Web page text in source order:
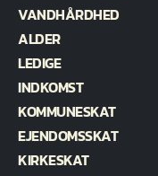
VANDHÅRDHED
ALDER
LEDIGE
INDKOMST
KOMMUNESKAT
EJENDOMSSKAT
KIRKESKAT